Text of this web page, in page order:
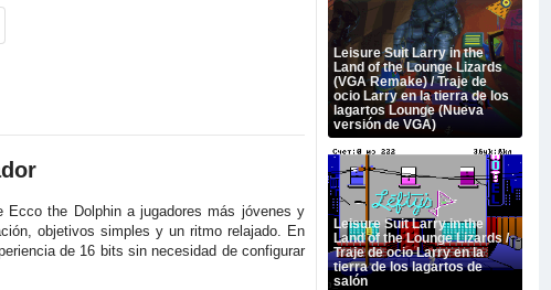
the Dolphin a jugadores más jóvenes y
objetivos simples y un ritmo relajado. En
de 16 bits sin necesidad de configurar
Leisure Suit Larry in the
Land of the Lounge Lizards
(VGA Remake) / Traje de
ocio Larry en la tierra de los
lagartos Lounge (Nueva
versión de VGA)
Leisure Suit Larry in the
Land of the Lounge Lizards /
Traje de ocio Larry en la
tierra de los lagartos de
salón